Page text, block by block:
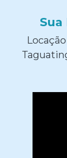
Sua